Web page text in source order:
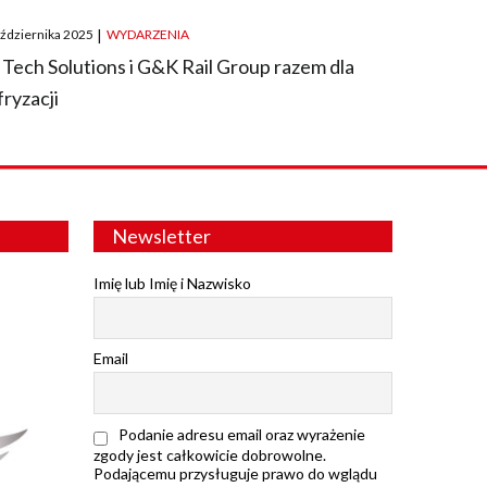
2025 | WYDARZENIA
Tech Solutions i G&K Rail Group razem dla
Newsletter
Imię lub Imię i Nazwisko
Email
Podanie adresu email oraz wyrażenie
zgody jest całkowicie dobrowolne.
Podającemu przysługuje prawo do wglądu